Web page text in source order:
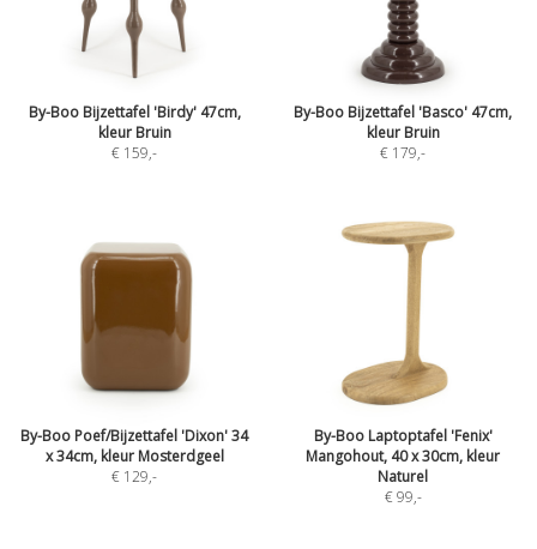
By-Boo Bijzettafel 'Birdy' 47cm,
kleur Bruin
€ 159,-
By-Boo Bijzettafel 'Basco' 47cm,
kleur Bruin
€ 179,-
By-Boo Poef/Bijzettafel 'Dixon' 34
x 34cm, kleur Mosterdgeel
€ 129,-
By-Boo Laptoptafel 'Fenix'
Mangohout, 40 x 30cm, kleur
Naturel
€ 99,-